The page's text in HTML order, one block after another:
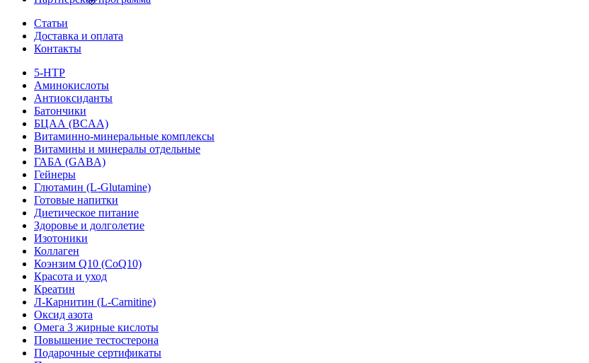
Статьи
Доставка и оплата
Контакты
5-HTP
Аминокислоты
Антиоксиданты
Батончики
БЦАА (BCAA)
Витаминно-минеральные комплексы
Витамины и минералы отдельные
ГАБА (GABA)
Гейнеры
Глютамин (L-Glutamine)
Готовые напитки
Диетическое питание
Здоровье и долголетие
Изотоники
Коллаген
Коэнзим Q10 (CoQ10)
Красота и уход
Креатин
Л-Карнитин (L-Сarnitine)
Оксид азота
Омега 3 жирные кислоты
Повышение тестостерона
Подарочные сертификаты